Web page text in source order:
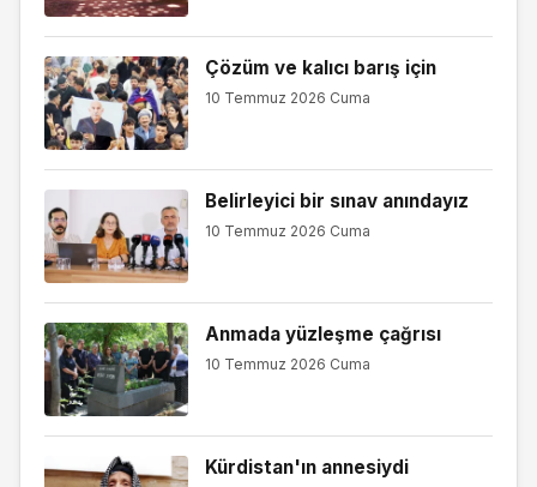
Çözüm ve kalıcı barış için
10 Temmuz 2026 Cuma
Belirleyici bir sınav anındayız
10 Temmuz 2026 Cuma
Anmada yüzleşme çağrısı
10 Temmuz 2026 Cuma
Kürdistan'ın annesiydi